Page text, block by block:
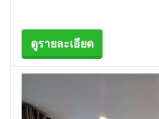
ดูรายละเอียด